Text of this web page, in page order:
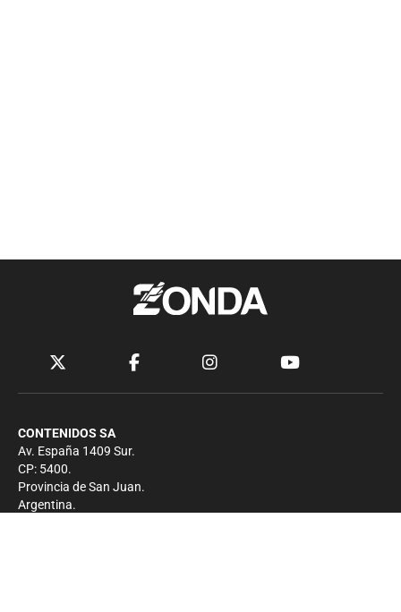
CONTENIDOS SA
Av. España 1409 Sur.
CP: 5400.
Provincia de San Juan.
Argentina.